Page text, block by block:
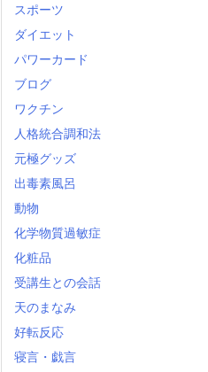
スポーツ
ダイエット
パワーカード
ブログ
ワクチン
人格統合調和法
元極グッズ
出毒素風呂
動物
化学物質過敏症
化粧品
受講生との会話
天のまなみ
好転反応
寝言・戯言